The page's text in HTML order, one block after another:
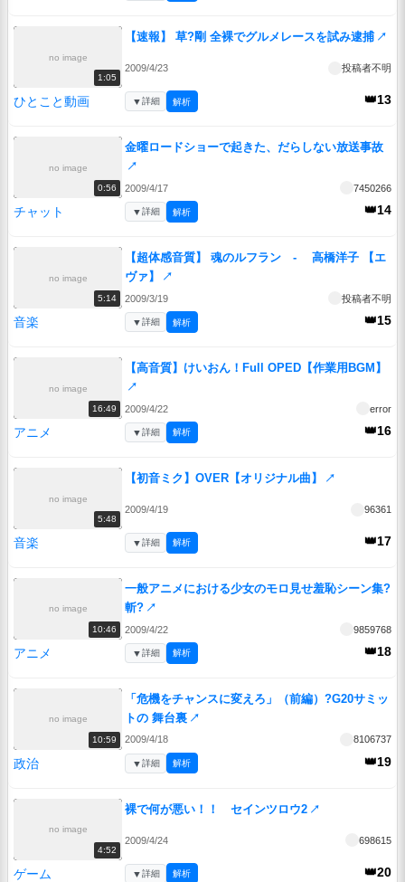
no image
1:05
【速報】 草?剛 全裸でグルメレースを試み逮捕 ↗
2009/4/23 投稿者不明
ひとこと動画 👑13
▼詳細 解析
no image
0:56
金曜ロードショーで起きた、だらしない放送事故
↗
2009/4/17 7450266
チャット 👑14
▼詳細 解析
no image
5:14
【超体感音質】 魂のルフラン - 高橋洋子 【エ
ヴァ】
↗
2009/3/19 投稿者不明
音楽 👑15
▼詳細 解析
no image
16:49
【高音質】けいおん！Full OPED【作業用BGM】
↗
2009/4/22 error
アニメ 👑16
▼詳細 解析
no image
5:48
【初音ミク】OVER【オリジナル曲】 ↗
2009/4/19 96361
音楽 👑17
▼詳細 解析
no image
10:46
一般アニメにおける少女のモロ見せ羞恥シーン集?
斬? ↗
2009/4/22 9859768
アニメ 👑18
▼詳細 解析
no image
10:59
「危機をチャンスに変えろ」（前編）?G20サミッ
トの 舞台裏 ↗
2009/4/18 8106737
政治 👑19
▼詳細 解析
no image
4:52
裸で何が悪い！！ セインツロウ2 ↗
2009/4/24 698615
ゲーム 👑20
▼詳細 解析